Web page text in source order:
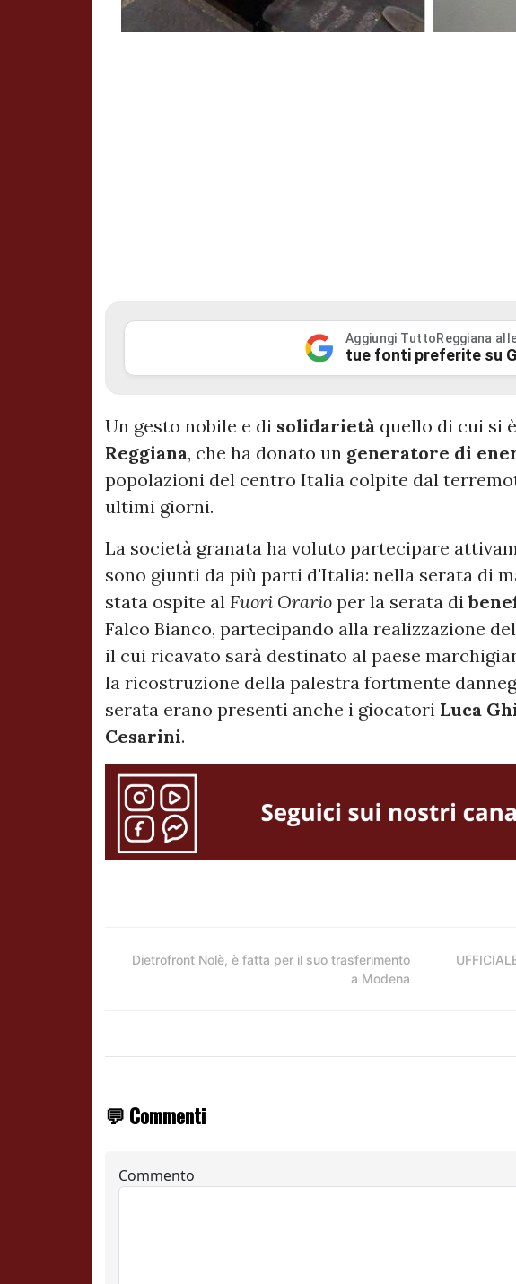
Aggiungi TuttoReggiana
tue fonti preferite su
Un gesto nobile e di solidarietà quello di cui si
Reggiana, che ha donato un generatore di
popolazioni del centro Italia colpite dal
ultimi giorni.
La società granata ha voluto partecipare
sono giunti da più parti d'Italia: nella serata di
stata ospite al Fuori Orario per la serata di
Falco Bianco, partecipando alla realizzazione del
il cui ricavato sarà destinato al paese
la ricostruzione della palestra fortmente
serata erano presenti anche i giocatori Luca
Cesarini.
Dietrofront Nolè, è fatta per il suo trasferimento
a Modena
💬 Commenti